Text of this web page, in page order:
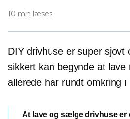
10 min læses
DIY drivhuse er super sjovt
sikkert kan begynde at lave
allerede har rundt omkring i
At lave og sælge drivhuse er